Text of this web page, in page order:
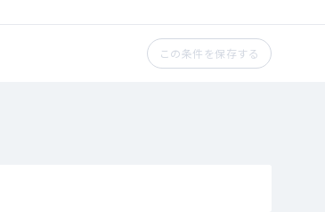
この条件を保存する